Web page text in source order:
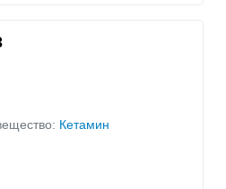
Кетамин